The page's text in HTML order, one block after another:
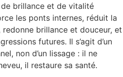
brillance et de vitalité
les ponts internes, réduit la
redonne brillance et douceur, et
futures. Il s’agit d’un
non d’un lissage : il ne
il restaure sa santé.